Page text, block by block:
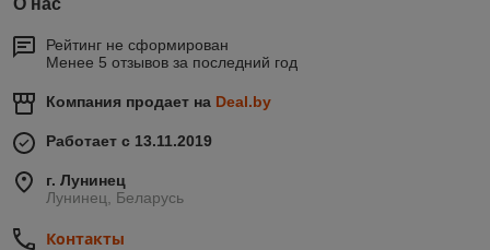
О нас
Рейтинг не сформирован
Менее 5 отзывов за последний год
Компания продает на Deal.by
Работает с 13.11.2019
г. Лунинец
Лунинец, Беларусь
Контакты